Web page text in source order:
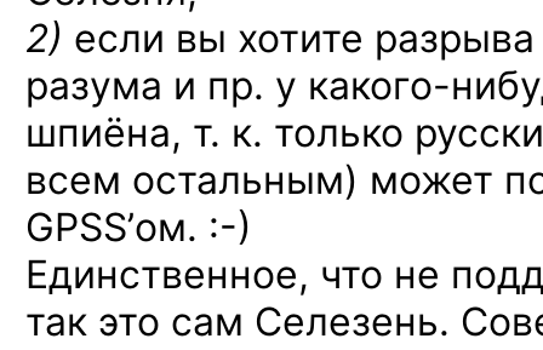
2) если вы хотите
разума и пр. у какого-
шпиёна, т. к. только
всем остальным) может
GPSS’ом. :-)
Единственное, что не
так это сам Селезень.